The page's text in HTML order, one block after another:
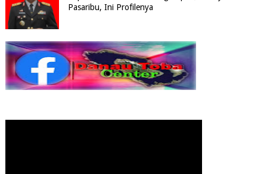
Pasaribu, Ini Profilenya